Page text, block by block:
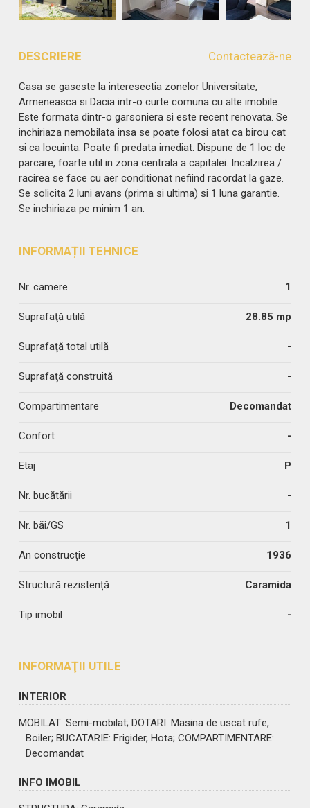
DESCRIERE Contactează-ne
Casa se gaseste la interesectia zonelor Universitate,
Armeneasca si Dacia intr-o curte comuna cu alte imobile.
Este formata dintr-o garsoniera si este recent renovata. Se
inchiriaza nemobilata insa se poate folosi atat ca birou cat
si ca locuinta. Poate fi predata imediat. Dispune de 1 loc de
parcare, foarte util in zona centrala a capitalei. Incalzirea /
racirea se face cu aer conditionat nefiind racordat la gaze.
Se solicita 2 luni avans (prima si ultima) si 1 luna garantie.
Se inchiriaza pe minim 1 an.
INFORMAȚII TEHNICE
Nr. camere 1
Suprafaţă utilă 28.85 mp
Suprafaţă total utilă -
Suprafaţă construită -
Compartimentare Decomandat
Confort -
Etaj P
Nr. bucătării -
Nr. băi/GS 1
An construcție 1936
Structură rezistență Caramida
Tip imobil -
INFORMAŢII UTILE
INTERIOR
MOBILAT: Semi-mobilat; DOTARI: Masina de uscat rufe,
Boiler; BUCATARIE: Frigider, Hota; COMPARTIMENTARE:
Decomandat
INFO IMOBIL